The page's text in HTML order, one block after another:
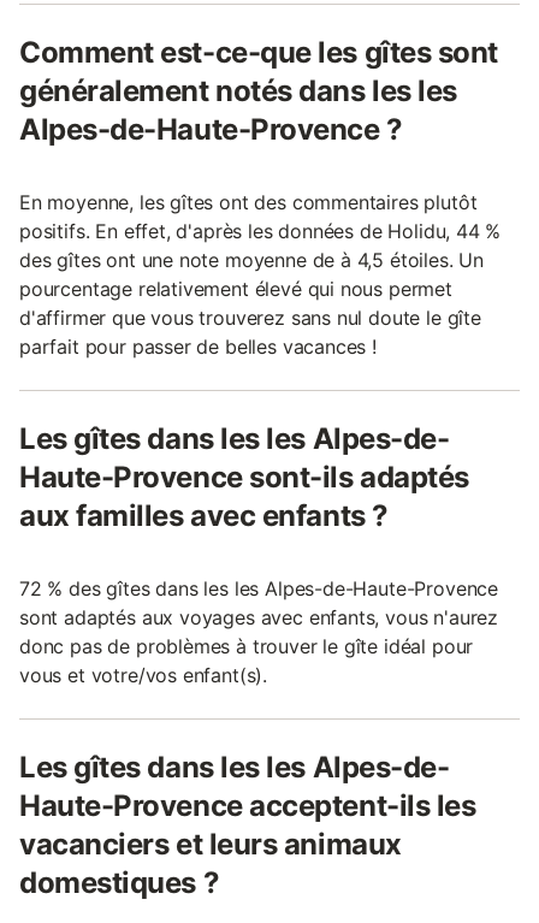
Comment est-ce-que les gîtes sont
généralement notés dans les les
Alpes-de-Haute-Provence ?
En moyenne, les gîtes ont des commentaires plutôt
positifs. En effet, d'après les données de Holidu, 44 %
des gîtes ont une note moyenne de à 4,5 étoiles. Un
pourcentage relativement élevé qui nous permet
d'affirmer que vous trouverez sans nul doute le gîte
parfait pour passer de belles vacances !
Les gîtes dans les les Alpes-de-
Haute-Provence sont-ils adaptés
aux familles avec enfants ?
72 % des gîtes dans les les Alpes-de-Haute-Provence
sont adaptés aux voyages avec enfants, vous n'aurez
donc pas de problèmes à trouver le gîte idéal pour
vous et votre/vos enfant(s).
Les gîtes dans les les Alpes-de-
Haute-Provence acceptent-ils les
vacanciers et leurs animaux
domestiques ?